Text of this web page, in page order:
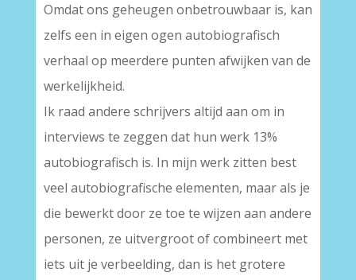
Omdat ons geheugen onbetrouwbaar is, kan
zelfs een in eigen ogen autobiografisch
verhaal op meerdere punten afwijken van de
werkelijkheid.
Ik raad andere schrijvers altijd aan om in
interviews te zeggen dat hun werk 13%
autobiografisch is. In mijn werk zitten best
veel autobiografische elementen, maar als je
die bewerkt door ze toe te wijzen aan andere
personen, ze uitvergroot of combineert met
iets uit je verbeelding, dan is het grotere